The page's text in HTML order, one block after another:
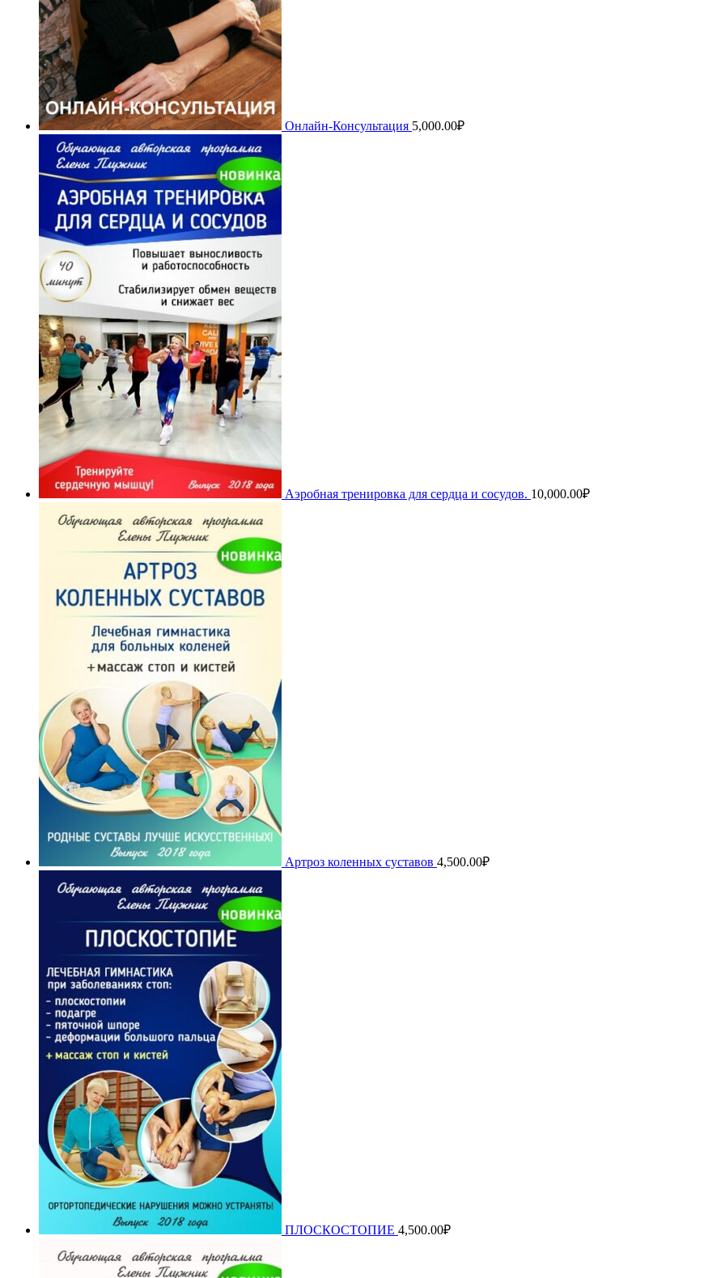
Онлайн-Консультация 5,000.00₽
Аэробная тренировка для сердца и сосудов. 10,000.00₽
Артроз коленных суставов 4,500.00₽
ПЛОСКОСТОПИЕ 4,500.00₽